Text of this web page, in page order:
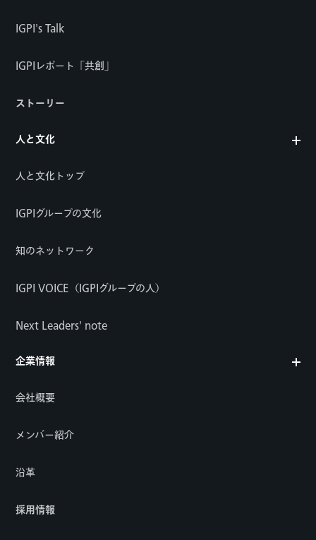
IGPI's Talk
IGPIレポート「共創」
ストーリー
人と文化
人と文化トップ
IGPIグループの文化
知のネットワーク
IGPI VOICE（IGPIグループの人）
Next Leaders' note
企業情報
会社概要
メンバー紹介
沿革
採用情報